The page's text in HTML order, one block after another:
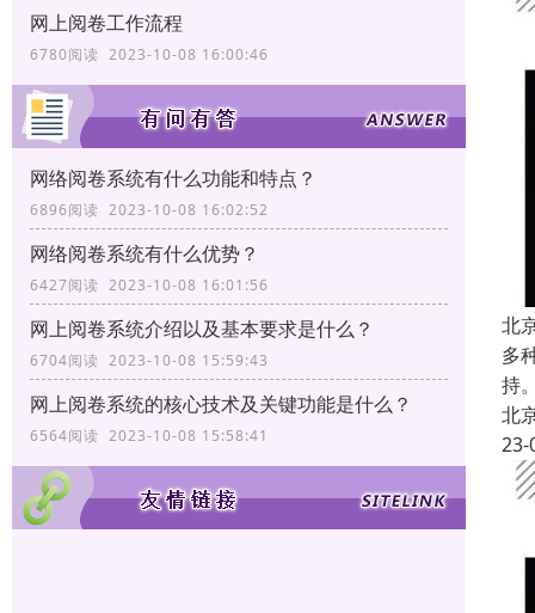
网上阅卷工作流程
6780阅读 2023-10-08 16:00:46
网络阅卷系统有什么功能和特点？
6896阅读 2023-10-08 16:02:52
网络阅卷系统有什么优势？
6427阅读 2023-10-08 16:01:56
网上阅卷系统介绍以及基本要求是什么？
6704阅读 2023-10-08 15:59:43
网上阅卷系统的核心技术及关键功能是什么？
6564阅读 2023-10-08 15:58:41
北
多
持
北
23-